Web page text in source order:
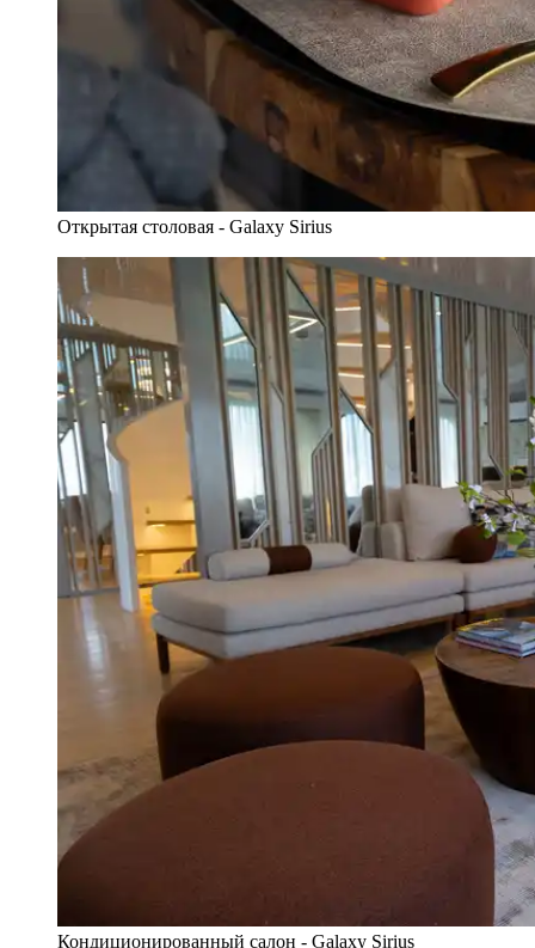
Открытая столовая - Galaxy Sirius
Кондиционированный салон - Galaxy Sirius